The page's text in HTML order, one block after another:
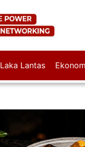
Laka Lantas